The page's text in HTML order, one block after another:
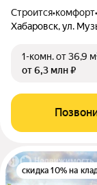
Строится•комфорт•
Хабаровск, ул.
1-комн.от 36,9
от 6,3 млн ₽
скидка 10% на